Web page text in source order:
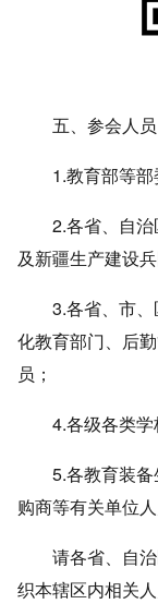
五、参会人员
1.教育部等部
2.各省、自治
及新疆生产建设
3.各省、市、
化教育部门、后
员；
4.各级各类学
5.各教育装备
购商等有关单位人
请各省、自治
织本辖区内相关